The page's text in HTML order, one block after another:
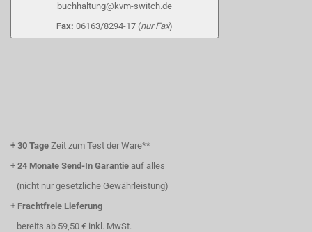
buchhaltung@kvm-switch.de
Fax: 06163/8294-17 (nur Fax)
+ 30 Tage Zeit zum Test der Ware**
+ 24 Monate Send-In Garantie auf alles
(nicht nur gesetzliche Gewährleistung)
+ Frachtfreie Lieferung
bereits ab 59,50 € inkl. MwSt.